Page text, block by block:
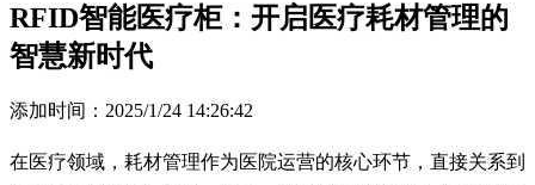
RFID智能医疗柜：开启医疗耗材管理的
智慧新时代
添加时间：2025/1/24 14:26:42
在医疗领域，耗材管理作为医院运营的核心环节，直接关系到